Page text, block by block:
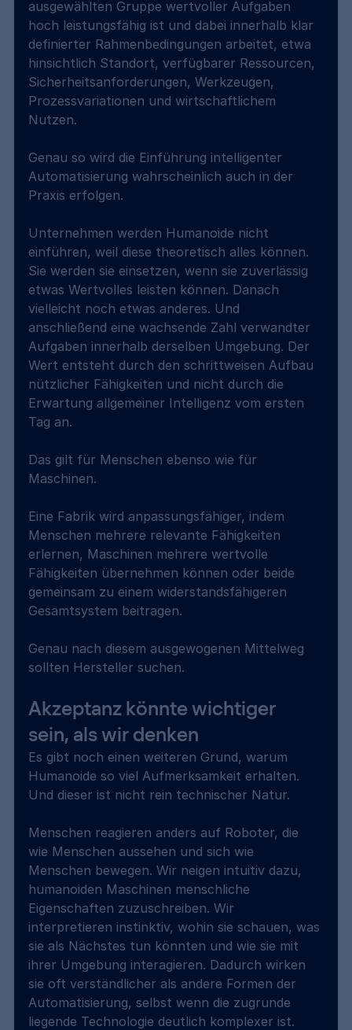
ausgewählten Gruppe wertvoller Aufgaben
hoch leistungsfähig ist und dabei innerhalb klar
definierter Rahmenbedingungen arbeitet, etwa
hinsichtlich Standort, verfügbarer Ressourcen,
Sicherheitsanforderungen, Werkzeugen,
Prozessvariationen und wirtschaftlichem
Nutzen.
Genau so wird die Einführung intelligenter
Automatisierung wahrscheinlich auch in der
Praxis erfolgen.
Unternehmen werden Humanoide nicht
einführen, weil diese theoretisch alles können.
Sie werden sie einsetzen, wenn sie zuverlässig
etwas Wertvolles leisten können. Danach
vielleicht noch etwas anderes. Und
anschließend eine wachsende Zahl verwandter
Aufgaben innerhalb derselben Umgebung. Der
Wert entsteht durch den schrittweisen Aufbau
nützlicher Fähigkeiten und nicht durch die
Erwartung allgemeiner Intelligenz vom ersten
Tag an.
Das gilt für Menschen ebenso wie für
Maschinen.
Eine Fabrik wird anpassungsfähiger, indem
Menschen mehrere relevante Fähigkeiten
erlernen, Maschinen mehrere wertvolle
Fähigkeiten übernehmen können oder beide
gemeinsam zu einem widerstandsfähigeren
Gesamtsystem beitragen.
Genau nach diesem ausgewogenen Mittelweg
sollten Hersteller suchen.
Akzeptanz könnte wichtiger
sein, als wir denken
Es gibt noch einen weiteren Grund, warum
Humanoide so viel Aufmerksamkeit erhalten.
Und dieser ist nicht rein technischer Natur.
Menschen reagieren anders auf Roboter, die
wie Menschen aussehen und sich wie
Menschen bewegen. Wir neigen intuitiv dazu,
humanoiden Maschinen menschliche
Eigenschaften zuzuschreiben. Wir
interpretieren instinktiv, wohin sie schauen, was
sie als Nächstes tun könnten und wie sie mit
ihrer Umgebung interagieren. Dadurch wirken
sie oft verständlicher als andere Formen der
Automatisierung, selbst wenn die zugrunde
liegende Technologie deutlich komplexer ist.